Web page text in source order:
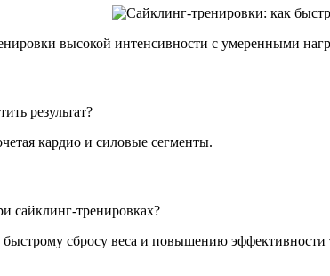
высокой интенсивности с умеренными
результат?
кардио и силовые сегменты.
сайклинг-тренировках?
быстрому сбросу веса и повышению эффективности